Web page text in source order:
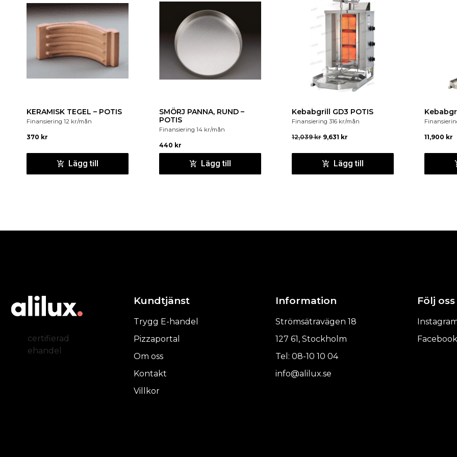
köldmediet R290.
Ben i rostfritt stål
Strömförsörjning
KERAMISK TEGEL – POTIS
Finansiering 12 kr/mån
370 kr
Lägg till
SMÖRJ PANNA, RUND –
POTIS
Finansiering 14 kr/mån
440 kr
Lägg till
Kebabgrill GD3 POTIS
Finansiering 316 kr/mån
12,039kr 9,631 kr
Lägg till
11,900 kr
certifierad
ehandel
Kundtjänst
Trygg E-handel
Pizzaportal
Om oss
Kontakt
Villkor
Information
Strömsätravägen 18
127 61, Stockholm
Tel: 08-10 10 04
info@alilux.se
Följ oss
Facebook